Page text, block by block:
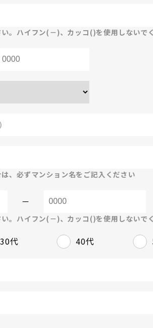
。ハイフン(－)、カッコ()を使用しないでく
、必ずマンション名をご記入ください
－
。ハイフン(－)、カッコ()を使用しないでく
30代 40代